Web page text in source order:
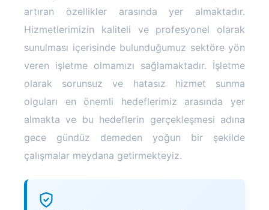
artıran özellikler arasında yer almaktadır.
Hizmetlerimizin kaliteli ve profesyonel olarak
sunulması içerisinde bulunduğumuz sektöre yön
veren işletme olmamızı sağlamaktadır. İşletme
olarak sorunsuz ve hatasız hizmet sunma
olguları en önemli hedeflerimiz arasında yer
almakta ve bu hedeflerin gerçekleşmesi adına
gece gündüz demeden yoğun bir şekilde
çalışmalar meydana getirmekteyiz.